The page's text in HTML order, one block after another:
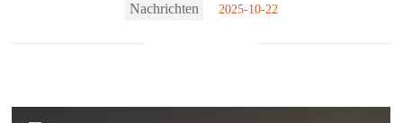
Nachrichten 2025-10-22